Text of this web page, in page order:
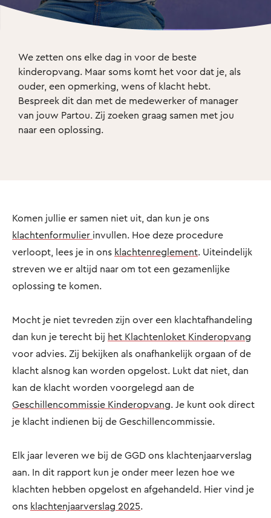
We zetten ons elke dag in voor de beste
kinderopvang. Maar soms komt het voor dat je, als
ouder, een opmerking, wens of klacht hebt.
Bespreek dit dan met de medewerker of manager
van jouw Partou. Zij zoeken graag samen met jou
naar een oplossing.
Komen jullie er samen niet uit, dan kun je ons
klachtenformulier invullen. Hoe deze procedure
verloopt, lees je in ons klachtenreglement. Uiteindelijk
streven we er altijd naar om tot een gezamenlijke
oplossing te komen.
Mocht je niet tevreden zijn over een klachtafhandeling
dan kun je terecht bij het Klachtenloket Kinderopvang
voor advies. Zij bekijken als onafhankelijk orgaan of de
klacht alsnog kan worden opgelost. Lukt dat niet, dan
kan de klacht worden voorgelegd aan de
Geschillencommissie Kinderopvang. Je kunt ook direct
je klacht indienen bij de Geschillencommissie.
Elk jaar leveren we bij de GGD ons klachtenjaarverslag
aan. In dit rapport kun je onder meer lezen hoe we
klachten hebben opgelost en afgehandeld. Hier vind je
ons klachtenjaarverslag 2025.